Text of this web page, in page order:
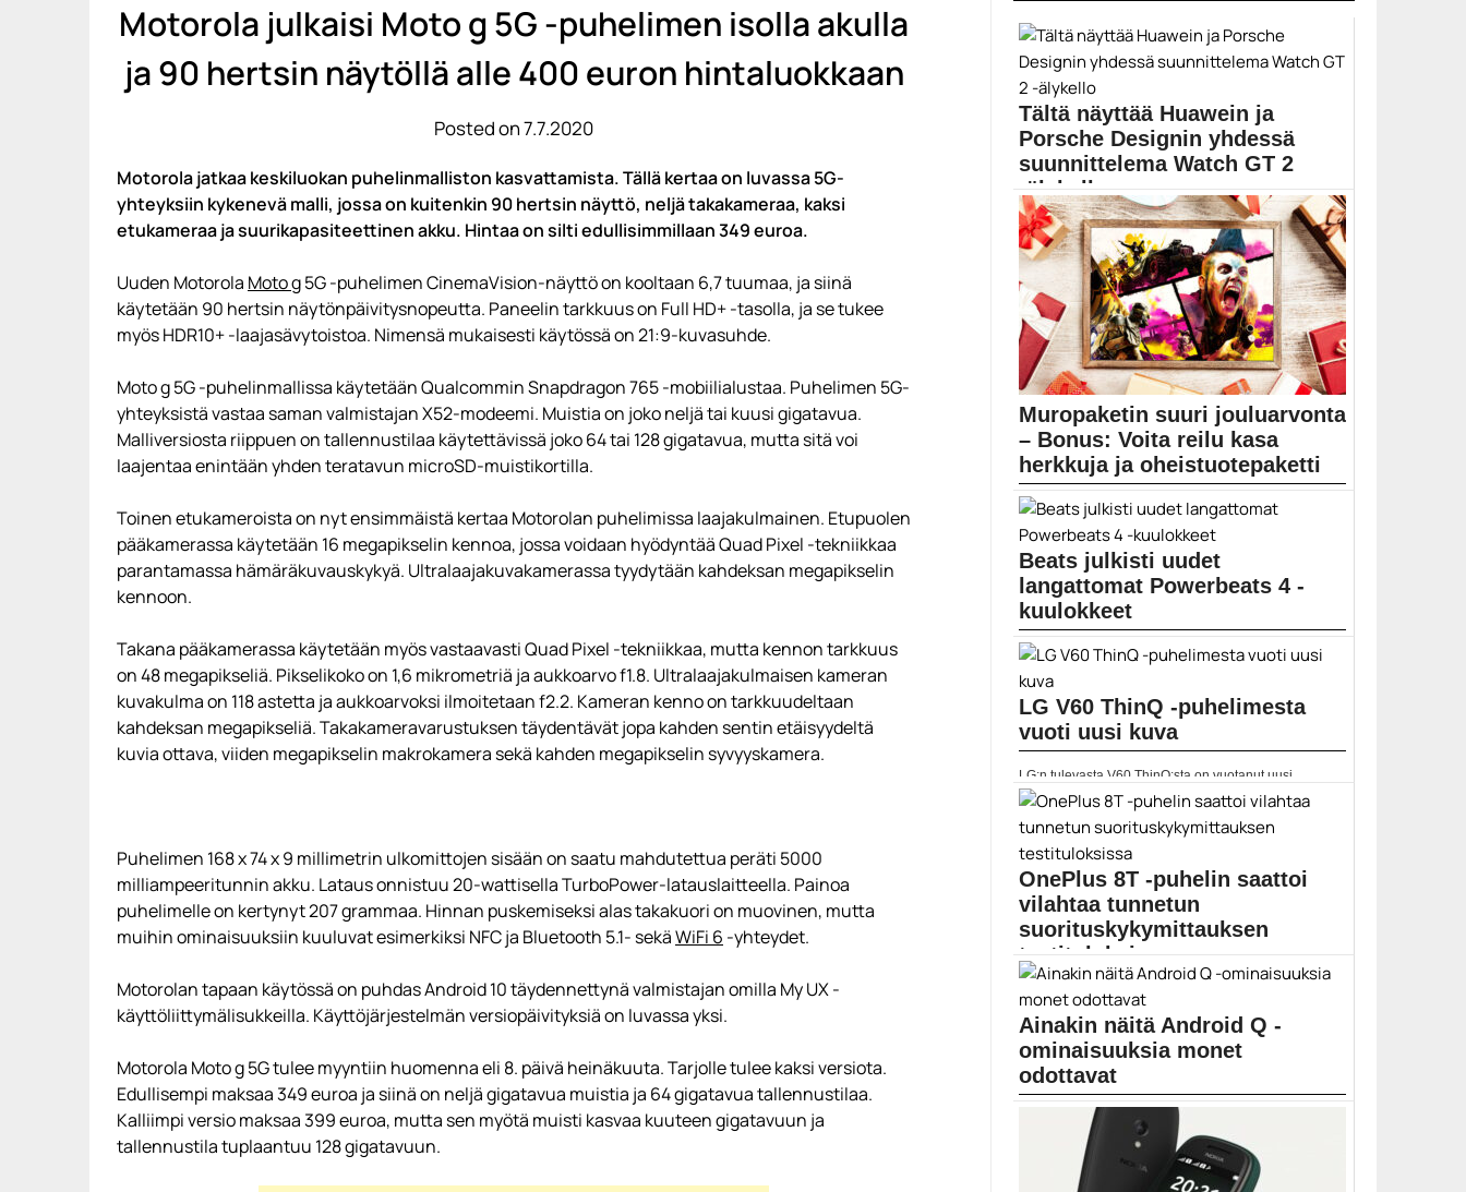
Motorola julkaisi Moto g 5G -puhelimen isolla akulla
ja 90 hertsin näytöllä alle 400 euron hintaluokkaan
Posted on 7.7.2020
Motorola jatkaa keskiluokan puhelinmalliston kasvattamista. Tällä kertaa on luvassa 5G-
yhteyksiin kykenevä malli, jossa on kuitenkin 90 hertsin näyttö, neljä takakameraa, kaksi
etukameraa ja suurikapasiteettinen akku. Hintaa on silti edullisimmillaan 349 euroa.
Uuden Motorola Moto g5G -puhelimen CinemaVision-näyttö on kooltaan 6,7 tuumaa, ja siinä
käytetään 90 hertsin näytönpäivitysnopeutta. Paneelin tarkkuus on Full HD+ -tasolla, ja se tukee
myös HDR10+ -laajasävytoistoa. Nimensä mukaisesti käytössä on 21:9-kuvasuhde.
Moto g 5G -puhelinmallissa käytetään Qualcommin Snapdragon 765 -mobiilialustaa. Puhelimen 5G-
yhteyksistä vastaa saman valmistajan X52-modeemi. Muistia on joko neljä tai kuusi gigatavua.
Malliversiosta riippuen on tallennustilaa käytettävissä joko 64 tai 128 gigatavua, mutta sitä voi
laajentaa enintään yhden teratavun microSD-muistikortilla.
Toinen etukameroista on nyt ensimmäistä kertaa Motorolan puhelimissa laajakulmainen. Etupuolen
pääkamerassa käytetään 16 megapikselin kennoa, jossa voidaan hyödyntää Quad Pixel -tekniikkaa
parantamassa hämäräkuvauskykyä. Ultralaajakuvakamerassa tyydytään kahdeksan megapikselin
kennoon.
Takana pääkamerassa käytetään myös vastaavasti Quad Pixel -tekniikkaa, mutta kennon tarkkuus
on 48 megapikseliä. Pikselikoko on 1,6 mikrometriä ja aukkoarvo f1.8. Ultralaajakulmaisen kameran
kuvakulma on 118 astetta ja aukkoarvoksi ilmoitetaan f2.2. Kameran kenno on tarkkuudeltaan
kahdeksan megapikseliä. Takakameravarustuksen täydentävät jopa kahden sentin etäisyydeltä
kuvia ottava, viiden megapikselin makrokamera sekä kahden megapikselin syvyyskamera.
Puhelimen 168 x 74 x 9 millimetrin ulkomittojen sisään on saatu mahdutettua peräti 5000
milliampeeritunnin akku. Lataus onnistuu 20-wattisella TurboPower-latauslaitteella. Painoa
puhelimelle on kertynyt 207 grammaa. Hinnan puskemiseksi alas takakuori on muovinen, mutta
muihin ominaisuuksiin kuuluvat esimerkiksi NFC ja Bluetooth 5.1- sekäWiFi 6 -yhteydet.
Motorolan tapaan käytössä on puhdas Android 10 täydennettynä valmistajan omilla My UX -
käyttöliittymälisukkeilla. Käyttöjärjestelmän versiopäivityksiä on luvassa yksi.
Motorola Moto g 5G tulee myyntiin huomenna eli 8. päivä heinäkuuta. Tarjolle tulee kaksi versiota.
Edullisempi maksaa 349 euroa ja siinä on neljä gigatavua muistia ja 64 gigatavua tallennustilaa.
Kalliimpi versio maksaa 399 euroa, mutta sen myötä muisti kasvaa kuuteen gigatavuun ja
tallennustila tuplaantuu 128 gigatavuun.
Tältä näyttää Huawein ja
Porsche Designin yhdessä
suunnittelema Watch GT 2
-älykello
Huawei ja Porsche Design ovat julkistaneet Porsche
Design...
Huawei
Muropaketin suuri jouluarvonta
– Bonus: Voita reilu kasa
herkkuja ja oheistuotepaketti
Muropaketin varsinaiset jouluarvonnat päättyivät
aatonaattona 23. joulukuuta, mutta...
Elokuvauutiset
Beats julkisti uudet
langattomat Powerbeats 4 -
kuulokkeet
Applen tytäryhtiöihin kuuluva Beats on esitellyt uudet
Apple
LG V60 ThinQ -puhelimesta
vuoti uusi kuva
LG:n tulevasta V60 ThinQ:sta on vuotanut uusi
mallinnos,...
OnePlus 8T -puhelin saattoi
vilahtaa tunnetun
suorituskykymittauksen
testituloksissa
GeekBench-suorituskykymittauksen tietokantaan on
ilmestynyt OnePlus KB2001-mallinumeroa kantavan
laitteen...
Mobiili
Ainakin näitä Android Q -
ominaisuuksia monet
odottavat
Googlen tuleva Android Q -käyttöjärjestelmäversio on
jo betatestauksessa....